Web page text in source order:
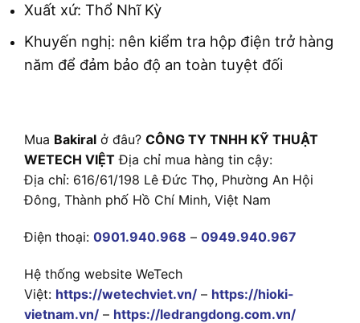
Xuất xứ: Thổ Nhĩ Kỳ
Khuyến nghị: nên kiểm tra hộp điện trở hàng
năm để đảm bảo độ an toàn tuyệt đối
Mua Bakiral ở đâu? CÔNG TY TNHH KỸ THUẬT
WETECH VIỆT Địa chỉ mua hàng tin cậy:
Địa chỉ: 616/61/198 Lê Đức Thọ, Phường An Hội
Đông, Thành phố Hồ Chí Minh, Việt Nam
Điện thoại: 0901.940.968 – 0949.940.967
Hệ thống website WeTech
Việt: https://wetechviet.vn/ – https://hioki-
vietnam.vn/ – https://ledrangdong.com.vn/